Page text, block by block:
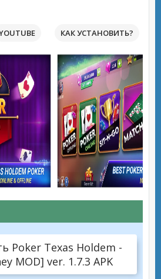
КАК УСТАНОВИТЬ?
Poker Texas Holdem -
MOD] ver. 1.7.3 APK